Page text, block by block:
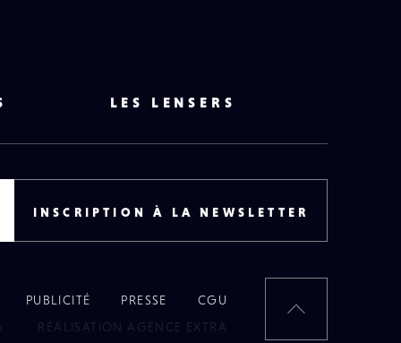
LES LENSERS
INSCRIPTION À LA NEWSLETTER
PUBLICITÉ PRESSE
CGU
RÉALISATION AGENCE EXTRA